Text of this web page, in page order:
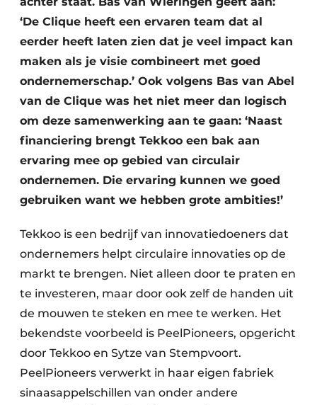
Shredders
Transportbanden
Zeven & Brekers
Bedrijfsafval
Bouw & Sloopafval
Elektronisch Afval
Glasrecyclage
Houtafval
Kunststofafval
Medisch afval
Metaalrecyclage
Papierafval
‘De Clique heeft een ervaren team dat al
eerder heeft laten zien dat je veel impact kan
maken als je visie combineert met goed
ondernemerschap.’ Ook volgens Bas van Abel
van de Clique was het niet meer dan logisch
om deze samenwerking aan te gaan: ‘Naast
financiering brengt Tekkoo een bak aan
ervaring mee op gebied van circulair
ondernemen. Die ervaring kunnen we goed
gebruiken want we hebben grote ambities!’
Tekkoo is een bedrijf van innovatiedoeners dat
ondernemers helpt circulaire innovaties op de
markt te brengen. Niet alleen door te praten en
te investeren, maar door ook zelf de handen uit
de mouwen te steken en mee te werken. Het
bekendste voorbeeld is PeelPioneers, opgericht
door Tekkoo en Sytze van Stempvoort.
PeelPioneers verwerkt in haar eigen fabriek
sinaasappelschillen van onder andere